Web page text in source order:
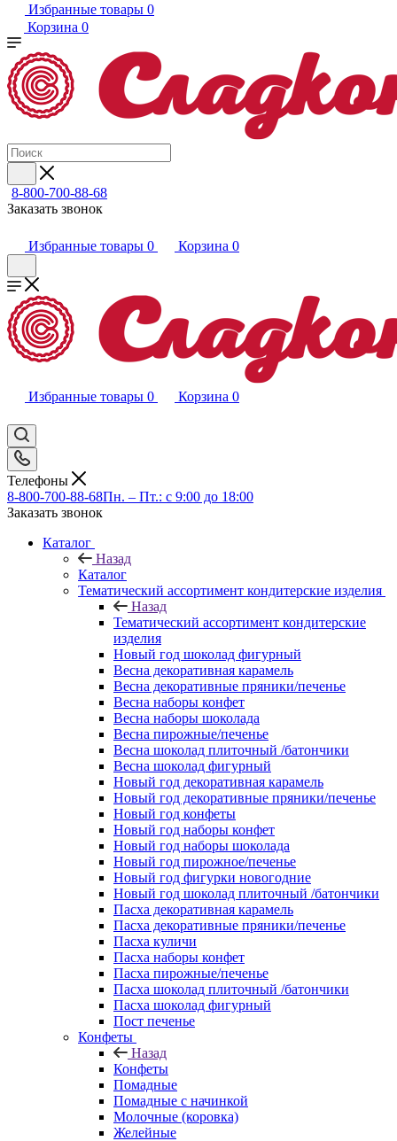
Избранные товары 0
Корзина 0
8-800-700-88-68
Заказать звонок
Избранные товары 0 Корзина 0
Избранные товары 0 Корзина 0
Телефоны
8-800-700-88-68Пн. – Пт.: с 9:00 до 18:00
Заказать звонок
Каталог
Назад
Каталог
Тематический ассортимент кондитерские изделия
Назад
Тематический ассортимент кондитерские
изделия
Новый год шоколад фигурный
Весна декоративная карамель
Весна декоративные пряники/печенье
Весна наборы конфет
Весна наборы шоколада
Весна пирожные/печенье
Весна шоколад плиточный /батончики
Весна шоколад фигурный
Новый год декоративная карамель
Новый год декоративные пряники/печенье
Новый год конфеты
Новый год наборы конфет
Новый год наборы шоколада
Новый год пирожное/печенье
Новый год фигурки новогодние
Новый год шоколад плиточный /батончики
Пасха декоративная карамель
Пасха декоративные пряники/печенье
Пасха куличи
Пасха наборы конфет
Пасха пирожные/печенье
Пасха шоколад плиточный /батончики
Пасха шоколад фигурный
Пост печенье
Конфеты
Назад
Конфеты
Помадные
Помадные с начинкой
Молочные (коровка)
Желейные